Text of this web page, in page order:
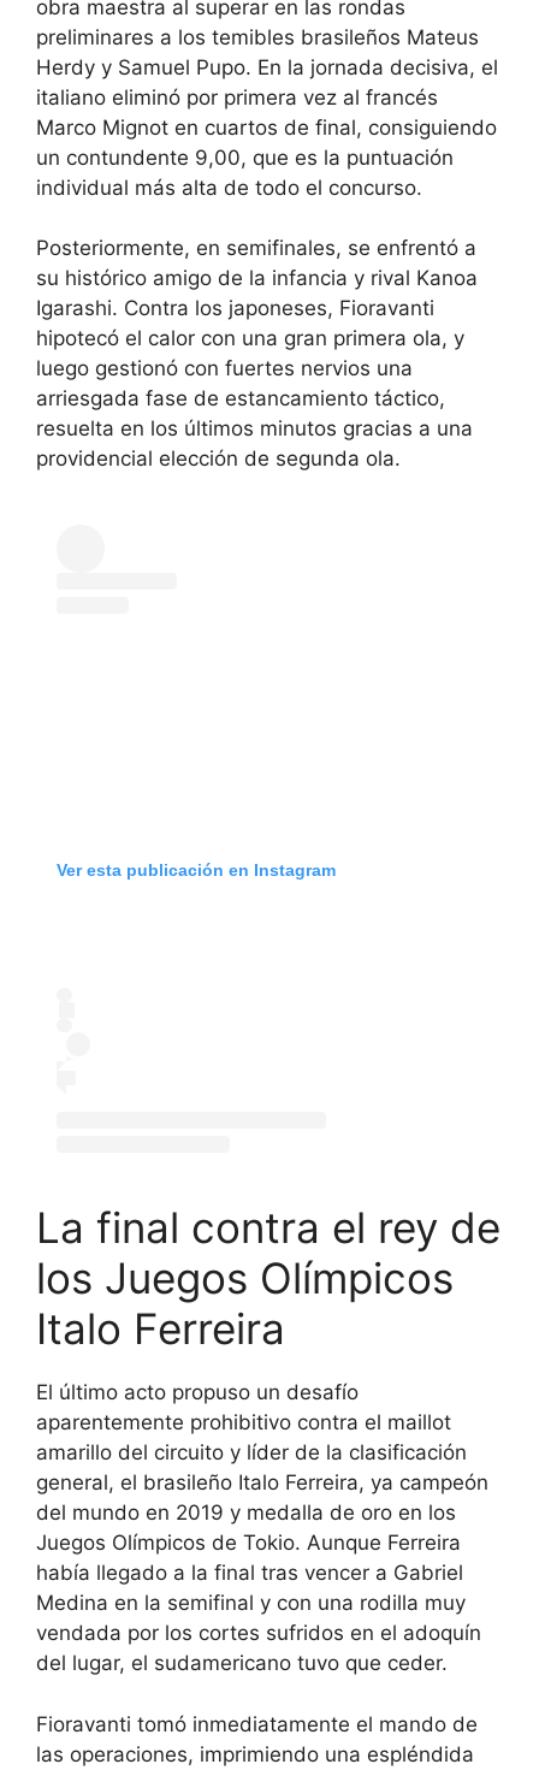
obra maestra al superar en las rondas
preliminares a los temibles brasileños Mateus
Herdy y Samuel Pupo. En la jornada decisiva, el
italiano eliminó por primera vez al francés
Marco Mignot en cuartos de final, consiguiendo
un contundente 9,00, que es la puntuación
individual más alta de todo el concurso.
Posteriormente, en semifinales, se enfrentó a
su histórico amigo de la infancia y rival Kanoa
Igarashi. Contra los japoneses, Fioravanti
hipotecó el calor con una gran primera ola, y
luego gestionó con fuertes nervios una
arriesgada fase de estancamiento táctico,
resuelta en los últimos minutos gracias a una
providencial elección de segunda ola.
Ver esta publicación en Instagram
La final contra el rey de
los Juegos Olímpicos
Italo Ferreira
El último acto propuso un desafío
aparentemente prohibitivo contra el maillot
amarillo del circuito y líder de la clasificación
general, el brasileño Italo Ferreira, ya campeón
del mundo en 2019 y medalla de oro en los
Juegos Olímpicos de Tokio. Aunque Ferreira
había llegado a la final tras vencer a Gabriel
Medina en la semifinal y con una rodilla muy
vendada por los cortes sufridos en el adoquín
del lugar, el sudamericano tuvo que ceder.
Fioravanti tomó inmediatamente el mando de
las operaciones, imprimiendo una espléndida